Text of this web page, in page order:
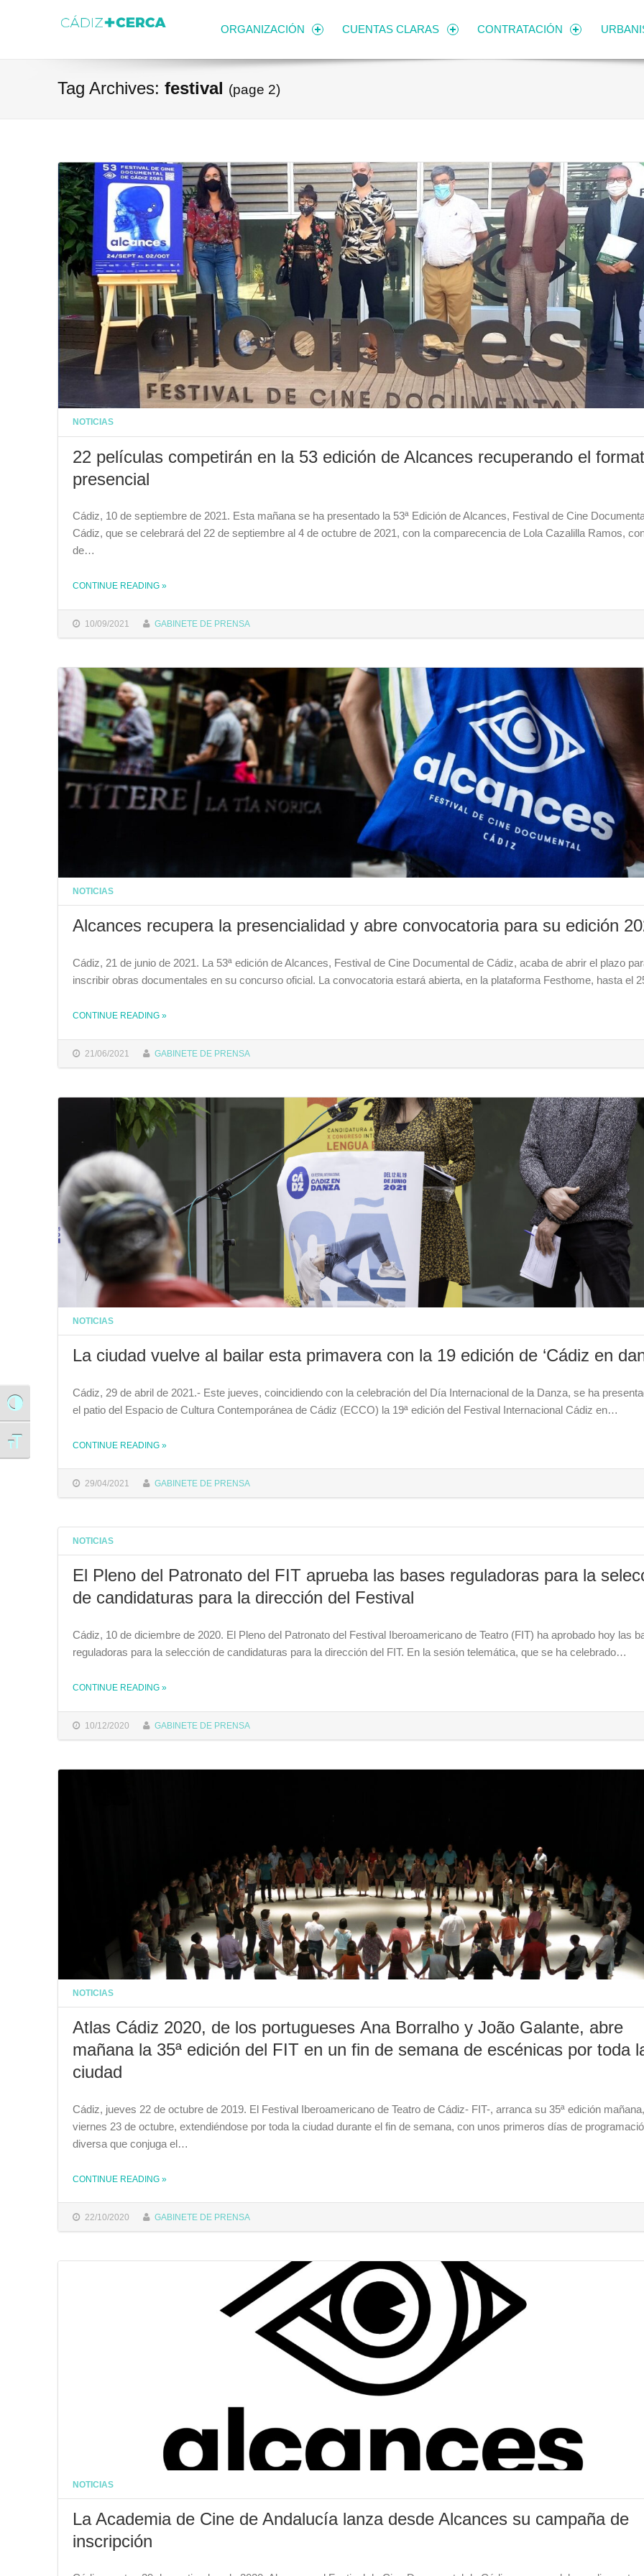
Alternar alto contraste
Alternar tamaño de letra
ORGANIZACIÓN CUENTAS CLARAS CONTRATACIÓN
Tag Archives: festival (page 2)
NOTICIAS
22 películas competirán en la 53 edición de Alcances recuperando el
presencial
10/09/2021 GABINETE DE PRENSA
Cádiz, 10 de septiembre de 2021. Esta mañana se ha presentado la 53ª Edición de Alcances, Festival de Cine
Cádiz, que se celebrará del 22 de septiembre al 4 de octubre de 2021, con la comparecencia de Lola Cazalilla Ramos,
de…
CONTINUE READING THE "22 PELÍCULAS COMPETIRÁN EN LA 53 EDICIÓN DE ALCANCES RECUPERANDO EL FORMATO PRESENCIAL"
»
NOTICIAS
Alcances recupera la presencialidad y abre convocatoria para su edición
21/06/2021 GABINETE DE PRENSA
Cádiz, 21 de junio de 2021. La 53ª edición de Alcances, Festival de Cine Documental de Cádiz, acaba de abrir el plazo
inscribir obras documentales en su concurso oficial. La convocatoria estará abierta, en la plataforma Festhome, hasta el
CONTINUE READING THE "ALCANCES RECUPERA LA PRESENCIALIDAD Y ABRE CONVOCATORIA PARA SU EDICIÓN 2021"
»
NOTICIAS
La ciudad vuelve al bailar esta primavera con la 19 edición de ‘Cádiz en
29/04/2021 GABINETE DE PRENSA
Cádiz, 29 de abril de 2021.- Este jueves, coincidiendo con la celebración del Día Internacional de la Danza, se ha
el patio del Espacio de Cultura Contemporánea de Cádiz (ECCO) la 19ª edición del Festival Internacional Cádiz en…
CONTINUE READING THE "LA CIUDAD VUELVE AL BAILAR ESTA PRIMAVERA CON LA 19 EDICIÓN DE ‘CÁDIZ EN DANZA’"
»
NOTICIAS
El Pleno del Patronato del FIT aprueba las bases reguladoras para la
de candidaturas para la dirección del Festival
10/12/2020 GABINETE DE PRENSA
Cádiz, 10 de diciembre de 2020. El Pleno del Patronato del Festival Iberoamericano de Teatro (FIT) ha aprobado hoy las
reguladoras para la selección de candidaturas para la dirección del FIT. En la sesión telemática, que se ha celebrado…
CONTINUE READING
THE "EL PLENO DEL PATRONATO DEL FIT APRUEBA LAS BASES REGULADORAS PARA LA SELECCIÓN DE CANDIDATURAS PARA LA DIRECCIÓN DEL FESTIVAL"
»
NOTICIAS
Atlas Cádiz 2020, de los portugueses Ana Borralho y João Galante, abre
mañana la 35ª edición del FIT en un fin de semana de escénicas por toda
ciudad
22/10/2020 GABINETE DE PRENSA
Cádiz, jueves 22 de octubre de 2019. El Festival Iberoamericano de Teatro de Cádiz- FIT-, arranca su 35ª edición mañana,
viernes 23 de octubre, extendiéndose por toda la ciudad durante el fin de semana, con unos primeros días de
diversa que conjuga el…
CONTINUE READING »
NOTICIAS
La Academia de Cine de Andalucía lanza desde Alcances su campaña de
inscripción